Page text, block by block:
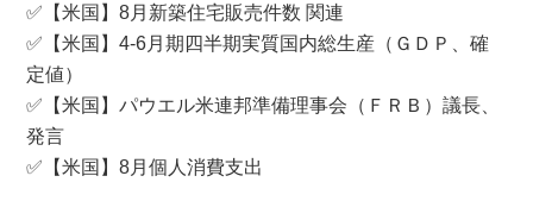
✅【米国】8月新築住宅販売件数 関連
✅【米国】4-6月期四半期実質国内総生産（ＧＤＰ、確
定値）
✅【米国】パウエル米連邦準備理事会（ＦＲＢ）議長、
発言
✅【米国】8月個人消費支出